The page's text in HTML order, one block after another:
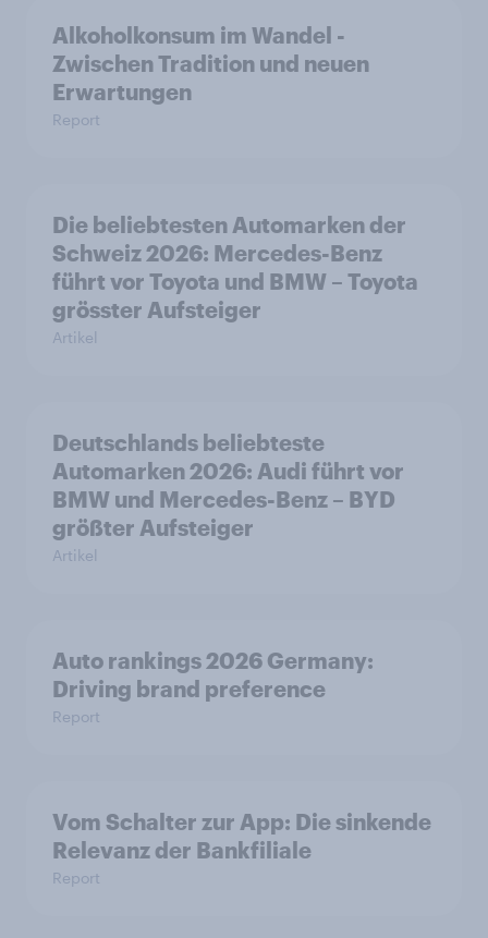
Alkoholkonsum im Wandel​ -
Zwischen Tradition und neuen
Erwartungen
Report
Die beliebtesten Automarken der
Schweiz 2026: Mercedes-Benz
führt vor Toyota und BMW – Toyota
grösster Aufsteiger
Artikel
Deutschlands beliebteste
Automarken 2026: Audi führt vor
BMW und Mercedes-Benz – BYD
größter Aufsteiger
Artikel
Auto rankings 2026 Germany:
Driving brand preference
Report
Vom Schalter zur App: Die sinkende
Relevanz der Bankfiliale
Report